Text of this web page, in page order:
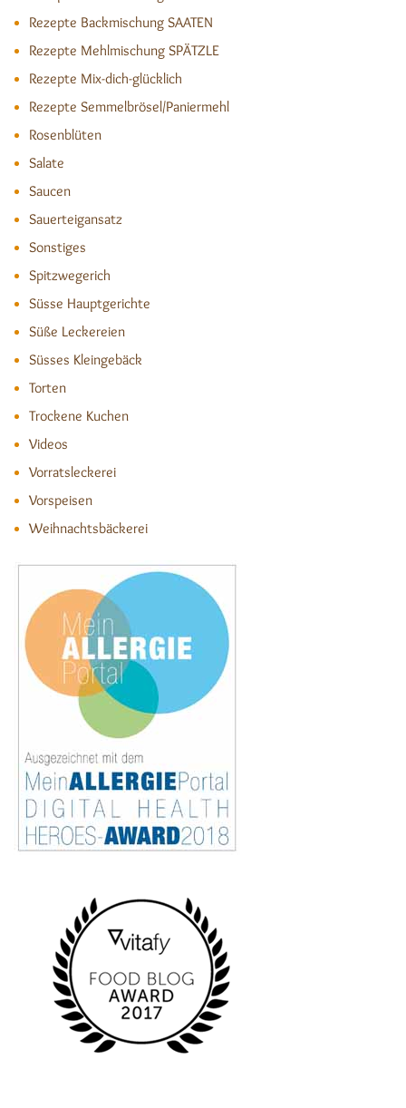
Rezepte Backmischung SAATEN
Rezepte Mehlmischung SPÄTZLE
Rezepte Mix-dich-glücklich
Rezepte Semmelbrösel/Paniermehl
Rosenblüten
Salate
Saucen
Sauerteigansatz
Sonstiges
Spitzwegerich
Süsse Hauptgerichte
Süße Leckereien
Süsses Kleingebäck
Torten
Trockene Kuchen
Videos
Vorratsleckerei
Vorspeisen
Weihnachtsbäckerei